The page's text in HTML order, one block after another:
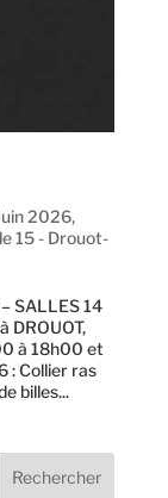
2026,
15 - Drouot-
SALLES 14
DROUOT,
à 18h00 et
: Collier ras
billes...